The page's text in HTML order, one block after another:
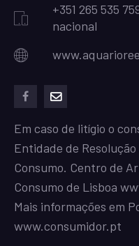
+351 265 535
nacional
Em caso de litígio o
Entidade de
Consumo. Centro de
Consumo de Lisboa
Mais informações em
www.consumidor.pt